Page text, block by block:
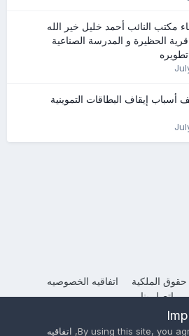
النائب أحمد خليل خير الله
الحظيرة و المدرسة الصناعية
أسباب إيقاف البطاقات التموينية
حقوق الملكية
اتفاقيه الخصوصيه
إتصل بنا
Powered by Invision
By using this site, you
, اتفاقيه